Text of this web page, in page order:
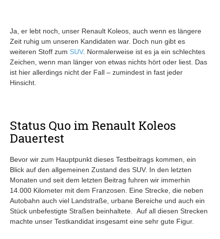
Ja, er lebt noch, unser Renault Koleos, auch wenn es längere
Zeit ruhig um unseren Kandidaten war. Doch nun gibt es
weiteren Stoff zum SUV. Normalerweise ist es ja ein schlechtes
Zeichen, wenn man länger von etwas nichts hört oder liest. Das
ist hier allerdings nicht der Fall – zumindest in fast jeder
Hinsicht.
Status Quo im Renault Koleos
Dauertest
Bevor wir zum Hauptpunkt dieses Testbeitrags kommen, ein
Blick auf den allgemeinen Zustand des SUV. In den letzten
Monaten und seit dem letzten Beitrag fuhren wir immerhin
14.000 Kilometer mit dem Franzosen. Eine Strecke, die neben
Autobahn auch viel Landstraße, urbane Bereiche und auch ein
Stück unbefestigte Straßen beinhaltete. Auf all diesen Strecken
machte unser Testkandidat insgesamt eine sehr gute Figur.